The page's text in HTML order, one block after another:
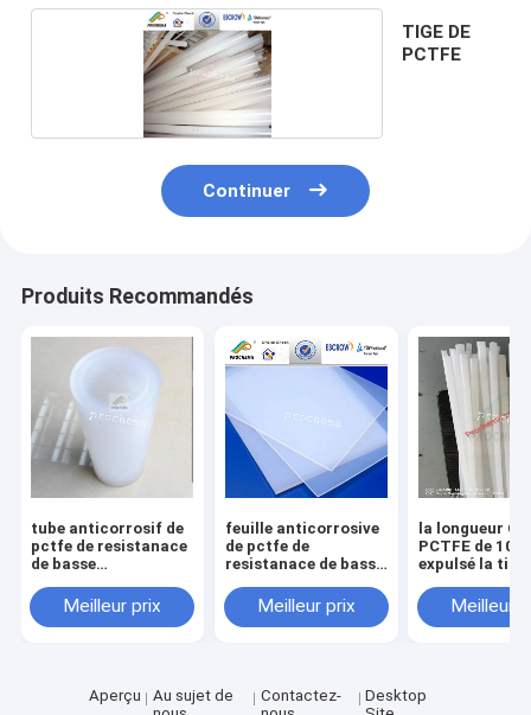
TIGE DE
PCTFE
Continuer
Produits Recommandés
tube anticorrosif de
pctfe de resistanace
de basse
Meilleur prix
feuille anticorrosive
de pctfe de
resistanace de basse
Meilleur prix
la longueur
PCTFE de
expulsé la tige
Meilleur
Aperçu
Au sujet de
Contactez-
Desktop